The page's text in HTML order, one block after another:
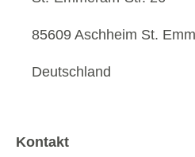
85609 Aschheim St.
Deutschland
Kontakt